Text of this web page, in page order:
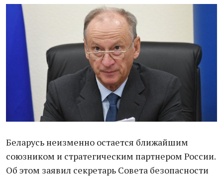
Беларусь неизменно остается ближайшим
союзником и стратегическим партнером России.
Об этом заявил секретарь Совета безопасности